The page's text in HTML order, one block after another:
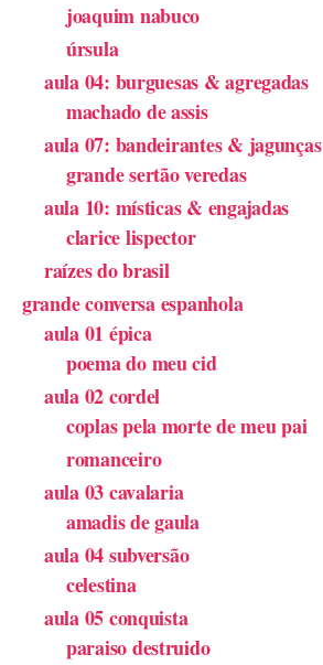
joaquim nabuco
úrsula
aula 04: burguesas & agregadas
machado de assis
aula 07: bandeirantes & jagunças
grande sertão veredas
aula 10: místicas & engajadas
clarice lispector
raízes do brasil
grande conversa espanhola
aula 01 épica
poema do meu cid
aula 02 cordel
coplas pela morte de meu pai
romanceiro
aula 03 cavalaria
amadis de gaula
aula 04 subversão
celestina
aula 05 conquista
paraiso destruido